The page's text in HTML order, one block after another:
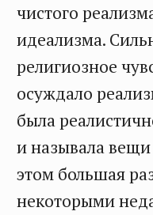
чистого
идеализма.
религиозное
осуждало
была
и называла
этом большая
некоторыми